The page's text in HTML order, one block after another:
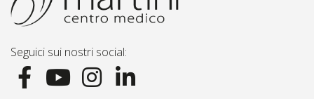
Seguici sui nostri social: